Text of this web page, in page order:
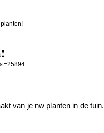
van je nw planten in de tuin.